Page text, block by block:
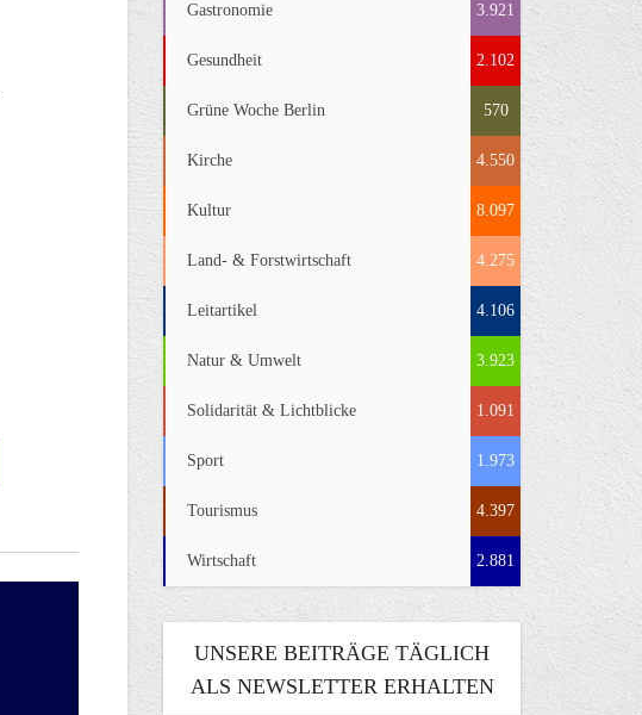
Gastronomie 3.921
Gesundheit 2.102
Grüne Woche Berlin 570
Kirche 4.550
Kultur 8.097
Land- & Forstwirtschaft 4.275
Leitartikel 4.106
Natur & Umwelt 3.923
Solidarität & Lichtblicke 1.091
Sport 1.973
Tourismus 4.397
Wirtschaft 2.881
UNSERE BEITRÄGE TÄGLICH
ALS NEWSLETTER ERHALTEN